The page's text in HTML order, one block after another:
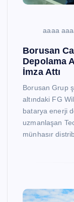
aaaa
Borusan
Depolama
İmza Attı
Borusan Grup
altındaki FG
batarya enerji
uzmanlaşan
münhasır